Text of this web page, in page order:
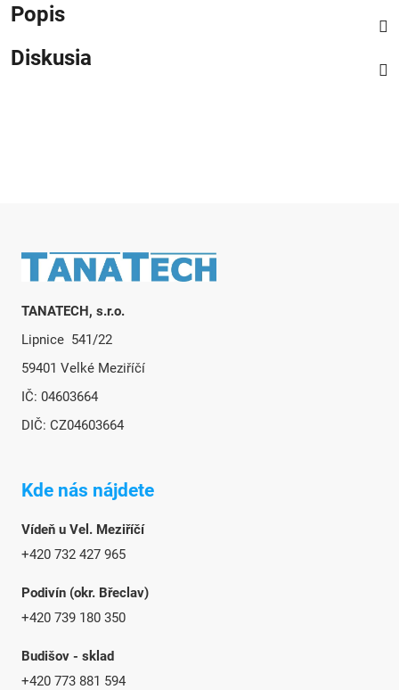
Popis
Diskusia
Zápätie
TANATECH, s.r.o.
Lipnice 541/22
59401 Velké Meziříčí
IČ: 04603664
DIČ: CZ04603664
Kde nás nájdete
Vídeň u Vel. Meziříčí
+420 732 427 965
Podivín (okr. Břeclav)
+420 739 180 350
Budišov - sklad
+420 773 881 594